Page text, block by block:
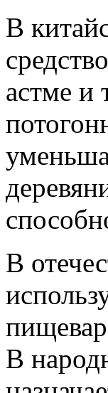
В
астме и
В
В